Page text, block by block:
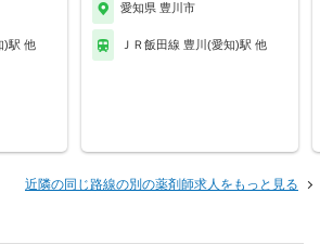
)駅 他
愛知県 豊川市
ＪＲ飯田線 豊川(愛知)駅 他
近隣の同じ路線の別の薬剤師求人をもっと見る